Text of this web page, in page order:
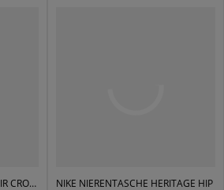
JORDAN TASCHE JORDAN AIR CROSSBODY BAG
NIKE NIERENTASCHE HERITAGE HIP